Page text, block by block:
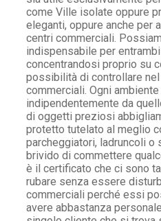
come Ville isolate oppure
eleganti, oppure anche per
centri commerciali.
indispensabile per
concentrandosi proprio su
possibilità di controllare
commerciali. Ogni
indipendentemente da
di oggetti preziosi
protetto tutelato al meglio
parcheggiatori, ladruncoli o
brivido di commettere
è il certificato che ci sono
rubare senza essere
commerciali perché essi
avere abbastanza